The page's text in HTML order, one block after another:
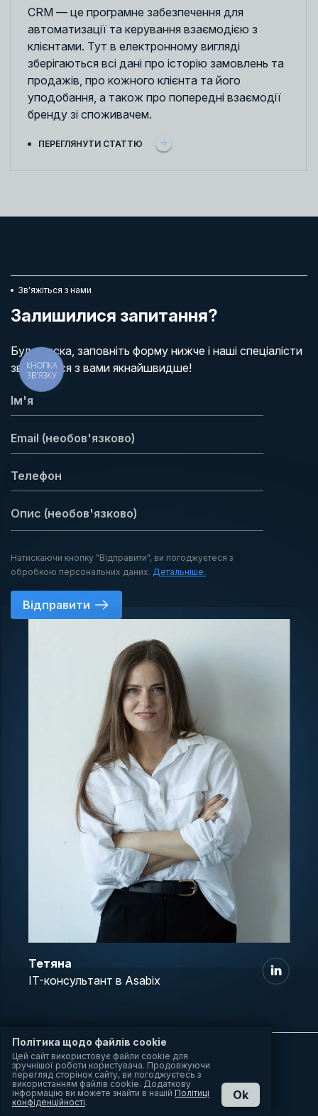
CRM — це програмне забезпечення для
автоматизації та керування взаємодією з
клієнтами. Тут в електронному вигляді
зберігаються всі дані про історію замовлень та
продажів, про кожного клієнта та його
уподобання, а також про попередні взаємодії
бренду зі споживачем.
ПЕРЕГЛЯНУТИ СТАТТЮ
Зв'яжіться з нами
Залишилися запитання?
Будь ласка, заповніть форму нижче і наші спеціалісти
зв'яжуться з вами якнайшвидше!
Натискаючи кнопку "Відправити", ви погоджуєтеся з
обробкою персональних даних. Детальніше.
Відправити
Тетяна
IT-консультант в Asabix
Сервіси
Веброзробка повного циклу
Політика щодо файлів cookie
Цей сайт використовує файли cookie для
зручнішої роботи користувача. Продовжуючи
перегляд сторінок сайту, ви погоджуєтесь з
використанням файлів cookie. Додаткову
інформацію ви можете знайти в нашій Політиці
конфіденційності.
Ok
КНОПКА
ЗВ'ЯЗКУ